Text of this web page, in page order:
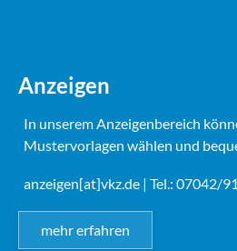
Anzeigen
In unserem Anzeigenbereich
Mustervorlagen wählen und
anzeigen[at]vkz.de | Tel.: 07042/
mehr erfahren